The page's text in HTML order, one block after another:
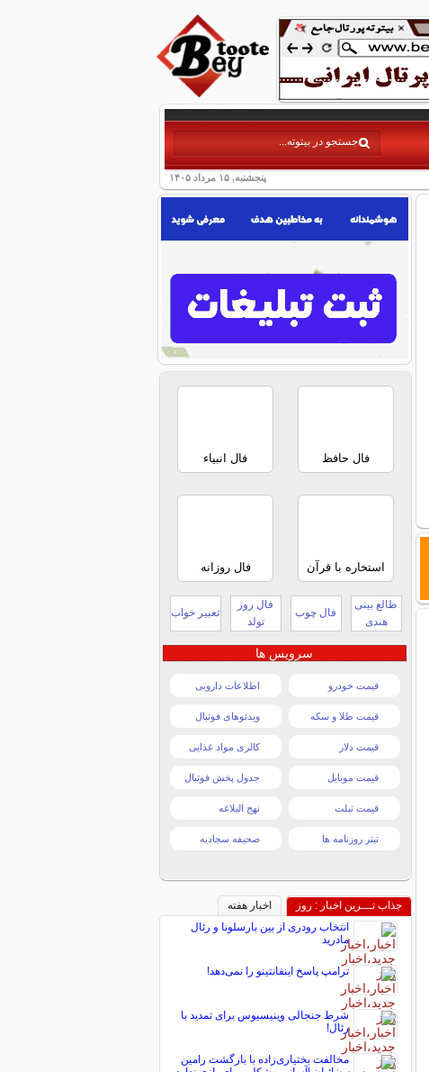
پنجشنبه, ۱۵ مرداد ۱۴۰۵
فال حافظ فال انبیاء
استخاره با قرآن فال روزانه
طالع بینی
هندی
فال چوب
فال روز
تولد
تعبیر خواب
سرویس ها
قیمت خودرو اطلاعات دارویی
قیمت طلا و سکه ویدئوهای فوتبال
قیمت دلار کالری مواد غذایی
قیمت موبایل جدول پخش فوتبال
قیمت تبلت نهج البلاغه
تیتر روزنامه ها صحیفه سجادیه
جذاب تـــرین اخبار : روز
اخبار هفته
انتخاب رودری از بین بارسلونا و رئال
مادرید
ترامپ پاسخ اینفانتینو را نمی‌دهد!
شرط جنجالی وینیسیوس برای تمدید با
رئال!
مخالفت بختیاری‌زاده با بازگشت رامین